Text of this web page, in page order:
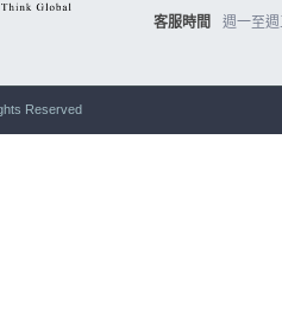
客服時間
週一至
Reserved